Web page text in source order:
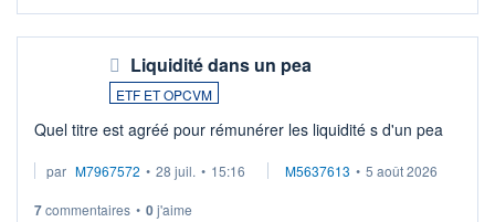
Liquidité dans un pea
ETF ET OPCVM
Quel titre est agréé pour rémunérer les liquidité s d'un pea
par M7967572 • 28 juil. • 15:16 M5637613 • 5 août 2026
7commentaires • 0j'aime